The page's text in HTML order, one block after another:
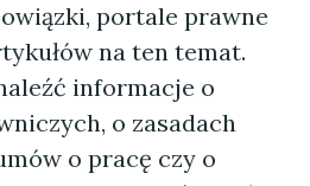
portale prawne
na ten temat.
informacje o
o zasadach
o pracę czy o